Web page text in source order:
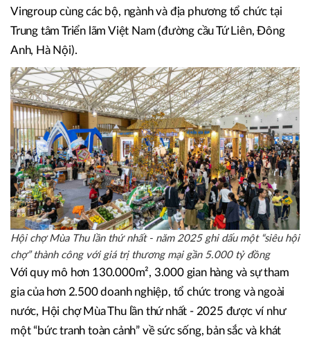
Đây là sự kiện xúc tiến thương mại quan trọng mở đầu cho
chuỗi các hoạt động xúc tiến thương mại – đầu tư – văn
hóa quy mô quốc gia trong kỷ nguyên mới, do Thủ tướng
giao Bộ Công thương chủ trì, phối hợp với Bộ Văn hóa,
Thể thao và Du lịch, UBND thành phố Hà Nội, Tập đoàn
Vingroup cùng các bộ, ngành và địa phương tổ chức tại
Trung tâm Triển lãm Việt Nam (đường cầu Tứ Liên, Đông
Anh, Hà Nội).
Hội chợ Mùa Thu lần thứ nhất - năm 2025 ghi dấu một “siêu hội